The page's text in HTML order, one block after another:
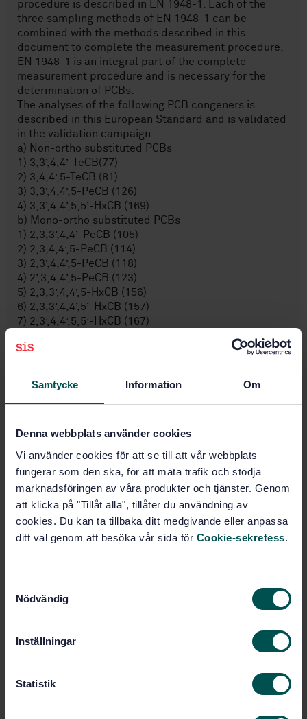
Samtycke Information Om
Denna webbplats använder cookies
Vi använder cookies för att se till att vår webbplats
fungerar som den ska, för att mäta trafik och stödja
marknadsföringen av våra produkter och tjänster. Genom
att klicka på "Tillåt alla", tillåter du användning av
cookies. Du kan ta tillbaka ditt medgivande eller anpassa
ditt val genom att besöka vår sida för Cookie-sekretess.
Nödvändig
Inställningar
Statistik
procedure is described in EN 1948-1. Each of the
three sampling methods of EN 1948-1 can be
combined with the methods described in this
document to complete the measurement procedure.
EN 1948-1 is an integral part of the complete
measurement procedure and is necessary for the
determination of PCBs.
The analyses of the following PCB congeners is
described in this European Standard and is validated
in the validation campaign:
a) Non-ortho substituted PCBs
1) 3,3’,4,4’-TeCB(77)
2) 3,4,4’,5-TeCB (81)
3) 3,3’,4,4’,5-PeCB (126)
4) 3,3’,4,4’,5,5’-HxCB (169)
b) Mono-ortho substituted PCBs
1) 2,3,3’,4,4’-PeCB (105)
2) 2,3,4,4’,5-PeCB (114)
3) 2,3’,4,4’,5-PeCB (118)
4) 2’,3,4,4’,5-PeCB (123)
5) 2,3,3’,4,4’,5-HxCB (156)
6) 2,3,3’,4,4’,5’-HxCB (157)
7) 2,3’,4,4’,5,5’-HxCB (167)
c) Marker PCBs
1) 2,4,4'- TriCB (28)
2) 2,2',5,5'-TeCB (52)
3) 2,2',4,5,5'- PeCB
Ämnesområden
Luftkvalitet (13.040)
Utsläpp från stationära källor
(13.040.40)
SVENSK STANDARD
dioxinliknande PCBs - Del 4: Provtagning och analys